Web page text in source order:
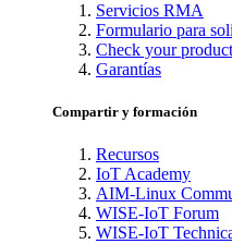
Servicios RMA
Formulario para
Check your
Garantías
Compartir y formación
Recursos
IoT Academy
AIM-Linux
WISE-IoT Forum
WISE-IoT